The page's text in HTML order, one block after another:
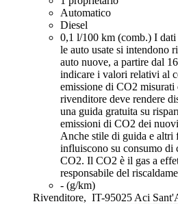
Automatico
Diesel
0,1 l/100 km (comb.) I dati
le auto usate si intendono
auto nuove, a partire dal
indicare i valori relativi al
emissione di CO2
rivenditore deve rendere
una guida gratuita su
emissioni di CO2 dei
Anche stile di guida e altri
influiscono su consumo di
CO2. Il CO2 è il gas a
responsabile del
- (g/km)
Rivenditore, IT-95025 Aci